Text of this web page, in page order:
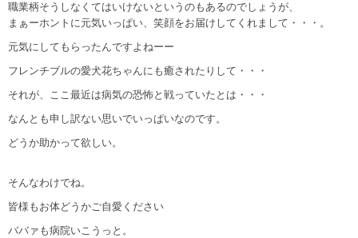
職業柄そうしなくてはいけないというのもあるのでしょうが、
まぁーホントに元気いっぱい、笑顔をお届けしてくれまして・・・。
元気にしてもらったんですよねーー
フレンチブルの愛犬花ちゃんにも癒されたりして・・・
それが、ここ最近は病気の恐怖と戦っていたとは・・・
なんとも申し訳ない思いでいっぱいなのです。
どうか助かって欲しい。
そんなわけでね。
皆様もお体どうかご自愛ください
ババァも病院いこうっと。